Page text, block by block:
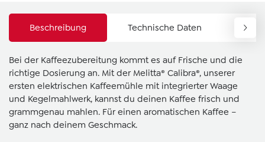
Beschreibung Technische Daten
Bei der Kaffeezubereitung kommt es auf Frische und die
richtige Dosierung an. Mit der Melitta® Calibra®, unserer
ersten elektrischen Kaffeemühle mit integrierter Waage
und Kegelmahlwerk, kannst du deinen Kaffee frisch und
grammgenau mahlen. Für einen aromatischen Kaffee –
ganz nach deinem Geschmack.